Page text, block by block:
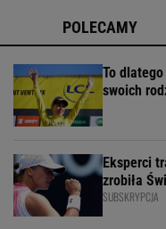
POLECAMY
To
swoich
Eksperci
zrobiła
SUBSKRYPCJA